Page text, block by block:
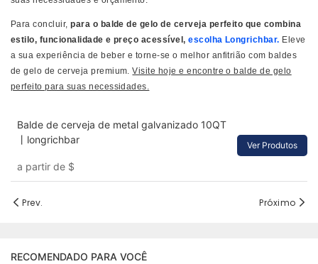
Para concluir,para o balde de gelo de cerveja perfeito que combina
estilo, funcionalidade e preço acessível,escolha Longrichbar. Eleve
a sua experiência de beber e torne-se o melhor anfitrião com baldes
de gelo de cerveja premium.Visite hoje e encontre o balde de gelo
perfeito para suas necessidades.
Balde de cerveja de metal galvanizado 10QT
丨longrichbar
a partir de $
Ver Produtos
Prev. Próximo
RECOMENDADO PARA VOCÊ